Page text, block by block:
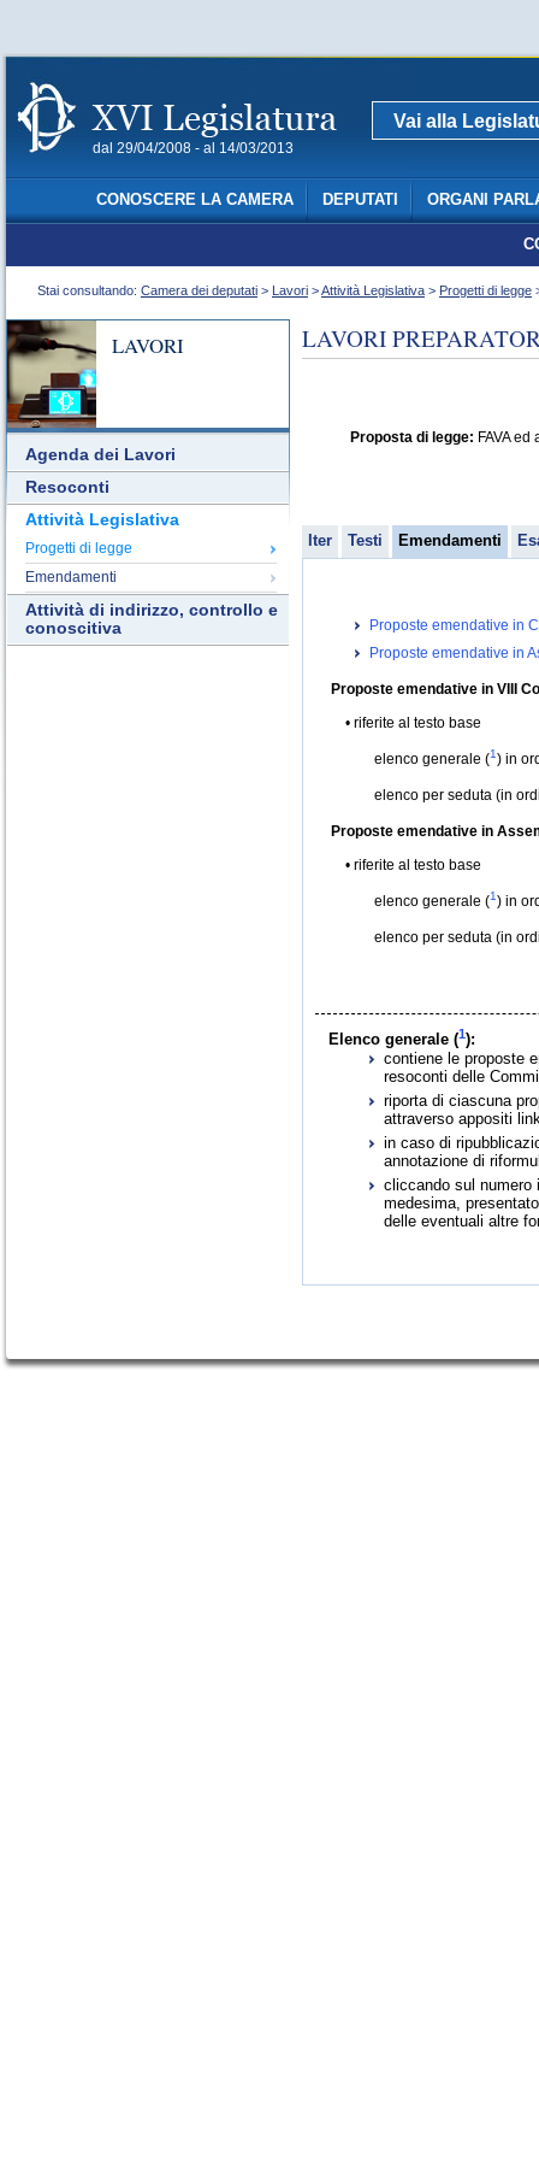
dal 29/04/2008 - al 14/03/2013
Vai alla
CONOSCERE LA CAMERA DEPUTATI ORGANI
Stai consultando: Camera dei deputati > Lavori >Attività Legislativa > Progetti di legge
LAVORI
Agenda dei Lavori
Resoconti
Attività Legislativa
Progetti di legge
Emendamenti
Attività di indirizzo, controllo e
conoscitiva
LAVORI
Proposta di legge: FAVA
Iter Testi Emendamenti
Proposte emendative in
Proposte emendative in
Proposte emendative in VIII
riferite al testo base
elenco generale (1) in
elenco per seduta (in
Proposte emendative in
riferite al testo base
elenco generale (1) in
elenco per seduta (in
Elenco generale (1):
contiene le proposte
resoconti delle
riporta di ciascuna
attraverso appositi
in caso di
annotazione di
cliccando sul numero
medesima,
delle eventuali altre